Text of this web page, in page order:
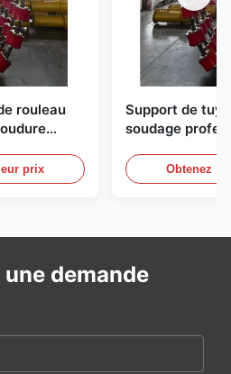
rouleau
prix
Support de
soudage
Obtenez
demande